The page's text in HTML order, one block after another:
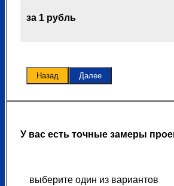
за 1 рубль
Назад Далее
У вас есть точные замеры
выберите один из вариантов